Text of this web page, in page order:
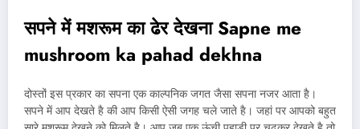
सपने में मशरूम का ढेर देखनाSapne me
mushroom ka pahad dekhna
दोस्तों इस प्रकार का सपना एक काल्पनिक जगत जैसा सपना नजर आता है।
सपने में आप देखते है की आप किसी ऐसी जगह चले जाते है। जहां पर आपको बहुत